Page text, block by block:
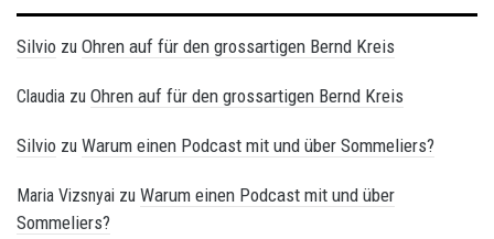
Silvio zu Ohren auf für den grossartigen Bernd Kreis
Claudia zu Ohren auf für den grossartigen Bernd Kreis
Silvio zu Warum einen Podcast mit und über Sommeliers?
Maria Vizsnyai zu Warum einen Podcast mit und über
Sommeliers?